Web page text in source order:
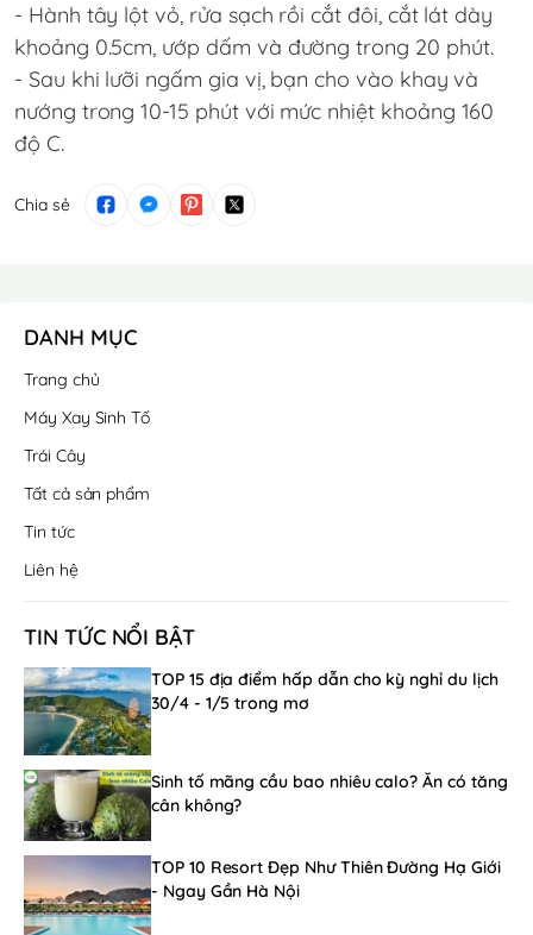
- Hành tây lột vỏ, rửa sạch rồi cắt đôi, cắt lát dày
khoảng 0.5cm, ướp dấm và đường trong 20 phút.
- Sau khi lưỡi ngấm gia vị, bạn cho vào khay và
nướng trong 10-15 phút với mức nhiệt khoảng 160
độ C.
Chia sẻ
DANH MỤC
Trang chủ
Máy Xay Sinh Tố
Trái Cây
Tất cả sản phẩm
Tin tức
Liên hệ
TIN TỨC NỔI BẬT
TOP 15 địa điểm hấp dẫn cho kỳ nghỉ du lịch
30/4 - 1/5 trong mơ
Sinh tố mãng cầu bao nhiêu calo? Ăn có tăng
cân không?
TOP 10 Resort Đẹp Như Thiên Đường Hạ Giới
- Ngay Gần Hà Nội